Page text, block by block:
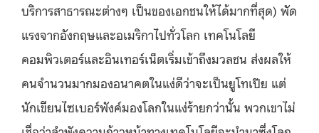
บริการสาธารณะต่างๆ เป็นของเอกชนให้ได้มากที่สุด) พัด
แรงจากอังกฤษและอเมริกาไปทั่วโลก เทคโนโลยี
คอมพิวเตอร์และอินเทอร์เน็ตเริ่มเข้าถึงมวลชน ส่งผลให้
คนจำนวนมากมองอนาคตในแง่ดีว่าจะเป็นยูโทเปีย แต่
นักเขียนไซเบอร์พังค์มองโลกในแง่ร้ายกว่านั้น พวกเขาไม่